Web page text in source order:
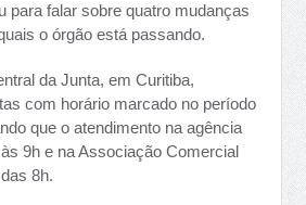
para falar sobre quatro mudanças
o órgão está passando.
da Junta, em Curitiba,
com horário marcado no período
que o atendimento na agência
9h e na Associação Comercial
8h.